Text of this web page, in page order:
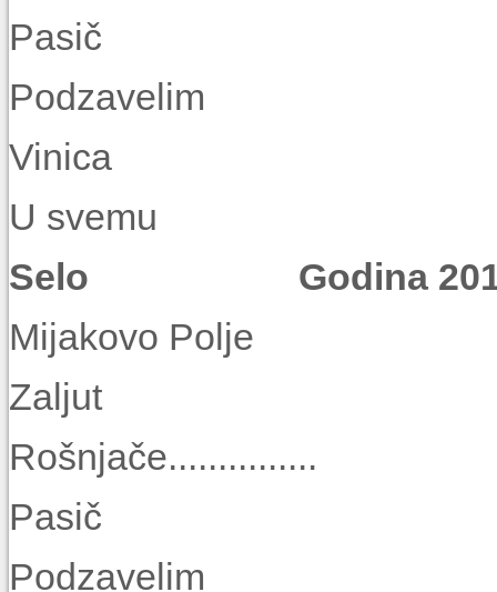
U svemu
Selo Godina
Mijakovo
Zaljut